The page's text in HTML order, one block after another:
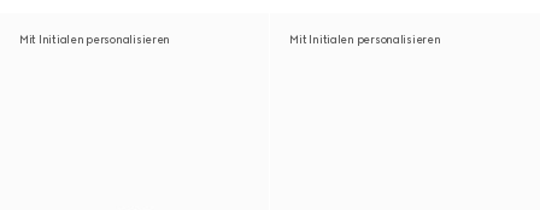
Mit Initialen personalisieren Mit Initialen personalisieren